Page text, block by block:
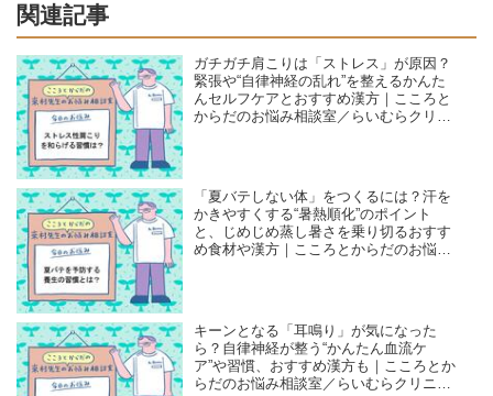
関連記事
ガチガチ肩こりは「ストレス」が原因？
緊張や“自律神経の乱れ”を整えるかんた
んセルフケアとおすすめ漢方｜こころと
からだのお悩み相談室／らいむらクリニ
「夏バテしない体」をつくるには？汗を
かきやすくする“暑熱順化”のポイント
と、じめじめ蒸し暑さを乗り切るおすす
め食材や漢方｜こころとからだのお悩み
キーンとなる「耳鳴り」が気になった
ら？自律神経が整う“かんたん血流ケ
ア”や習慣、おすすめ漢方も｜こころとか
らだのお悩み相談室／らいむらクリニッ